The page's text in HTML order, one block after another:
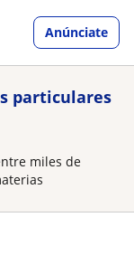
Anúnciate
particulares
miles de